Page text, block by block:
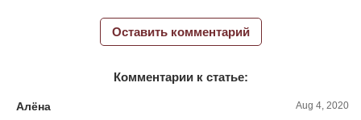
Оставить комментарий
Комментарии к статье:
Алёна Aug 4, 2020